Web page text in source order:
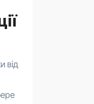
від